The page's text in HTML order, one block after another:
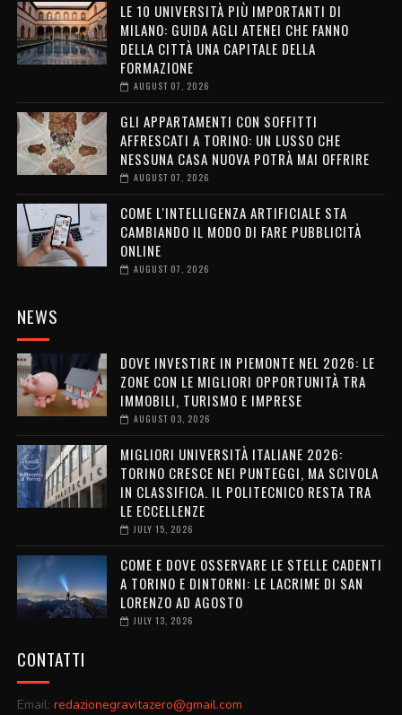
LE 10 UNIVERSITÀ PIÙ IMPORTANTI DI
MILANO: GUIDA AGLI ATENEI CHE FANNO
DELLA CITTÀ UNA CAPITALE DELLA
FORMAZIONE
AUGUST 07, 2026
GLI APPARTAMENTI CON SOFFITTI
AFFRESCATI A TORINO: UN LUSSO CHE
NESSUNA CASA NUOVA POTRÀ MAI OFFRIRE
AUGUST 07, 2026
COME L'INTELLIGENZA ARTIFICIALE STA
CAMBIANDO IL MODO DI FARE PUBBLICITÀ
ONLINE
AUGUST 07, 2026
NEWS
DOVE INVESTIRE IN PIEMONTE NEL 2026: LE
ZONE CON LE MIGLIORI OPPORTUNITÀ TRA
IMMOBILI, TURISMO E IMPRESE
AUGUST 03, 2026
MIGLIORI UNIVERSITÀ ITALIANE 2026:
TORINO CRESCE NEI PUNTEGGI, MA SCIVOLA
IN CLASSIFICA. IL POLITECNICO RESTA TRA
LE ECCELLENZE
JULY 15, 2026
COME E DOVE OSSERVARE LE STELLE CADENTI
A TORINO E DINTORNI: LE LACRIME DI SAN
LORENZO AD AGOSTO
JULY 13, 2026
CONTATTI
Email: redazionegravitazero@gmail.com